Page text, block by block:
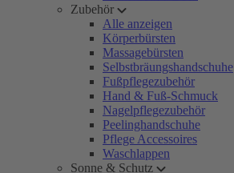
Zubehör
Alle anzeigen
Körperbürsten
Massagebürsten
Selbstbräungshandschuhe
Fußpflegezubehör
Hand & Fuß-Schmuck
Nagelpflegezubehör
Peelinghandschuhe
Pflege Accessoires
Waschlappen
Sonne & Schutz